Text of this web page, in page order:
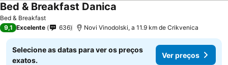
Bed & Breakfast
Bed & Breakfast Danica
9,1 Excelente 636 Novi Vinodolski, a 11.9 km de Crikvenica
Selecione as datas para ver os preços
exatos.
Ver preços